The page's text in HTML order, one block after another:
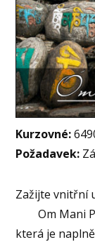
Kurzovné:
Požadavek:
Zažijte vnitřní
Om Mani
která je